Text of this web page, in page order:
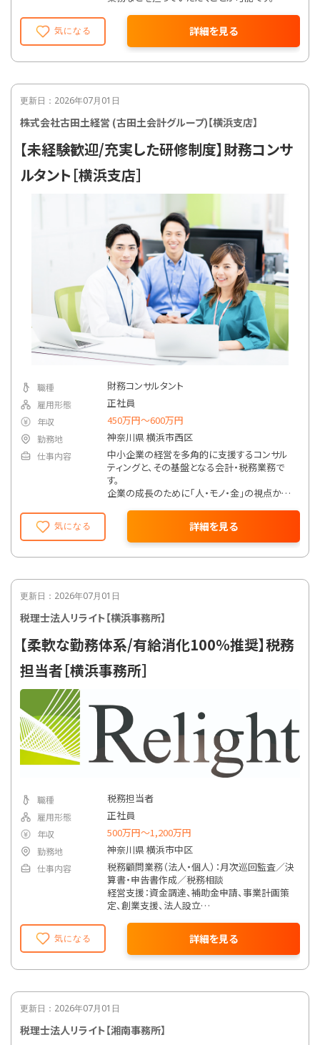
気になる 詳細を見る
更新日：2026年07月01日
株式会社古田土経営 (古田土会計グループ)【横浜支店】
【未経験歓迎/充実した研修制度】財務コンサ
ルタント［横浜支店］
気になる 詳細を見る
職種 財務コンサルタント
雇用形態 正社員
年収 450万円〜600万円
勤務地 神奈川県 横浜市西区
仕事内容
中小企業の経営を多角的に支援するコンサル
ティングと、その基盤となる会計・税務業務で
す。
企業の成長のために「人・モノ・金」の視点から、
な提案と実行をサポートします。
1.経営コンサルティング（経営改善）
独自の月次決算書を使い、「どうすれば利益が
出るか」「お金を増やせるか」といった経営のア
経営計画の作成支援や、資金繰り、銀行対応な
ど、会社の未来づくりをサポートします。
毎月の会計処理や税務申告（法人税・所得税な
税理士法人として、会社の土台となる経理・税
更新日：2026年07月01日
税理士法人リライト【横浜事務所】
【柔軟な勤務体系/有給消化100％推奨】税務
担当者［横浜事務所］
気になる 詳細を見る
職種 税務担当者
雇用形態 正社員
年収 500万円〜1,200万円
勤務地 神奈川県 横浜市中区
仕事内容
税務顧問業務（法人・個人）：月次巡回監査／決
算書・申告書作成／税務相談
経営支援：資金調達、補助金申請、事業計画策
定、創業支援、法人設立
M&A・事業再編：株価算定、スキーム提案、専門
家ネットワークとの連携
顧客担当制：法人・個人をバランスよく持ち、業
業など）
チーム体制：相続・医療・農業など各分野に特
更新日：2026年07月01日
税理士法人リライト【湘南事務所】